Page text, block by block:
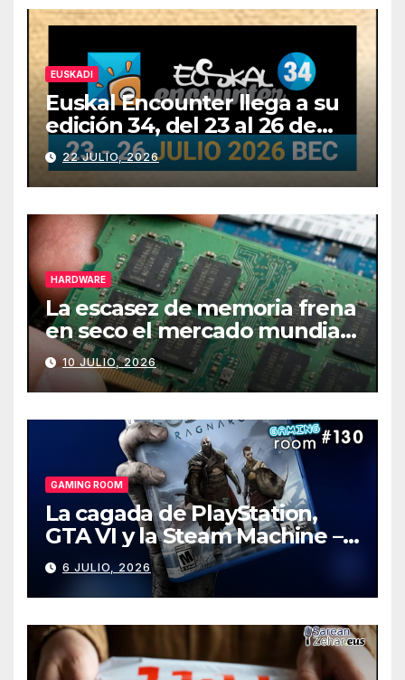
EUSKADI
Euskal Encounter llega a su
edición 34, del 23 al 26 de
julio
22 JULIO, 2026
HARDWARE
La escasez de memoria frena
en seco el mercado mundial
de PCs
10 JULIO, 2026
GAMING ROOM
La cagada de PlayStation,
GTA VI y la Steam Machine –
Gaming Room #130
6 JULIO, 2026